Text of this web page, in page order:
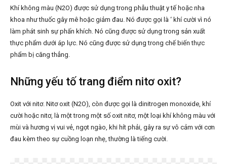
Khí không màu (N2O) được sử dụng trong phẫu thuật y tế hoặc nha
khoa như thuốc gây mê hoặc giảm đau. Nó được gọi là ‘ khí cười vì nó
làm phát sinh sự phấn khích. Nó cũng được sử dụng trong sản xuất
thực phẩm dưới áp lực. Nó cũng được sử dụng trong chế biến thực
phẩm bị căng thẳng.
Những yếu tố trang điểm nitơ oxit?
Oxit với nitơ. Nitơ oxit (N2O), còn được gọi là dinitrogen monoxide, khí
cười hoặc nitơ, là một trong một số oxit nitơ, một loại khí không màu với
mùi và hương vị vui vẻ, ngọt ngào, khi hít phải, gây ra sự vô cảm với cơn
đau kèm theo sự cuồng loạn nhẹ, thường là tiếng cười.